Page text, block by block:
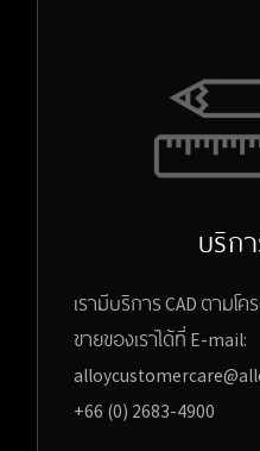
บริก
เรามีบริการ CAD ตามโ
ขายของเราได้ที่ E-mail:
+66 (0) 2683-4900